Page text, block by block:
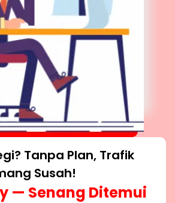
Tanpa Plan, Trafik
Susah!
— Senang Ditemui